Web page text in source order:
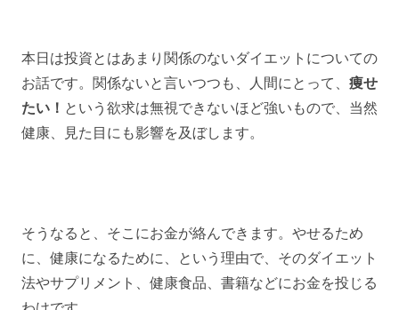
本日は投資とはあまり関係のないダイエットについての
お話です。関係ないと言いつつも、人間にとって、 痩せ
たい！ という欲求は無視できないほど強いもので、当然
健康、見た目にも影響を及ぼします。
そうなると、そこにお金が絡んできます。やせるため
に、健康になるために、という理由で、そのダイエット
法やサプリメント、健康食品、書籍などにお金を投じる